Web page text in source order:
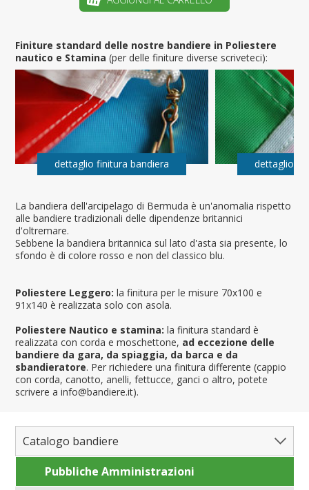
La bandiera dell'arcipelago di Bermuda è un'anomalia rispetto
alle bandiere tradizionali delle dipendenze britannici
d'oltremare.
Sebbene la bandiera britannica sul lato d'asta sia presente, lo
sfondo è di colore rosso e non del classico blu.
Poliestere Leggero: la finitura per le misure 70x100 e
91x140 è realizzata solo con asola.
Poliestere Nautico e stamina: la finitura standard è
realizzata con corda e moschettone, ad eccezione delle
bandiere da gara, da spiaggia, da barca e da
sbandieratore. Per richiedere una finitura differente (cappio
con corda, canotto, anelli, fettucce, ganci o altro, potete
scrivere a info@bandiere.it).
Finiture standard delle nostre bandiere in Poliestere
nautico e Stamina(per delle finiture diverse scriveteci):
dettaglio finitura bandiera dettaglio
Catalogo bandiere
Bandiere del Mondo
Pubbliche Amministrazioni